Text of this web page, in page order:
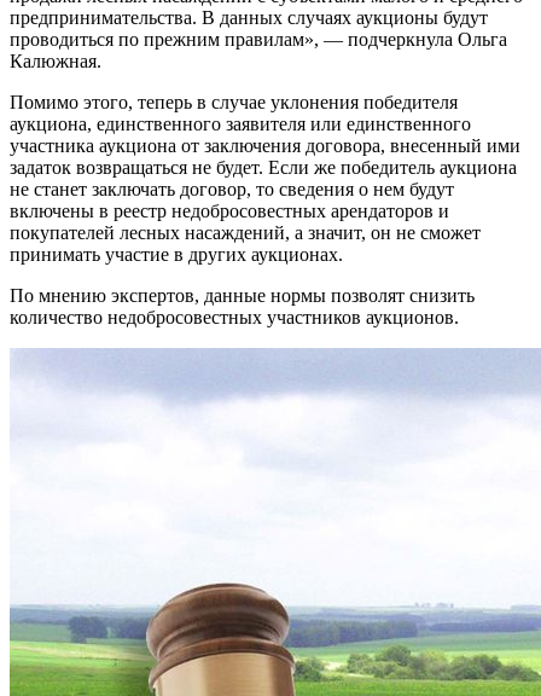
предпринимательства. В данных случаях аукционы будут
проводиться по прежним правилам», — подчеркнула Ольга
Калюжная.
Помимо этого, теперь в случае уклонения победителя
аукциона, единственного заявителя или единственного
участника аукциона от заключения договора, внесенный ими
задаток возвращаться не будет. Если же победитель аукциона
не станет заключать договор, то сведения о нем будут
включены в реестр недобросовестных арендаторов и
покупателей лесных насаждений, а значит, он не сможет
принимать участие в других аукционах.
По мнению экспертов, данные нормы позволят снизить
количество недобросовестных участников аукционов.